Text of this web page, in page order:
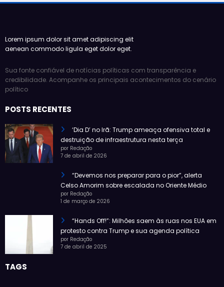
Lorem ipsum dolor sit amet adipiscing elit
aenean commodo ligula eget dolor eget.
Sua fonte confiável de notícias políticas com transparência e
credibilidade. Acompanhe os principais acontecimentos do cenário
político
POSTS RECENTES
‘Dia D’ no Irã: Trump ameaça ofensiva total e
destruição de infraestrutura nesta terça
por Redação
7 de abril de 2026
“Devemos nos preparar para o pior”, alerta
Celso Amorim sobre escalada no Oriente Médio
por Redação
1 de março de 2026
“Hands Off!”: Milhões saem às ruas nos EUA em
protesto contra Trump e sua agenda política
por Redação
7 de abril de 2025
TAGS